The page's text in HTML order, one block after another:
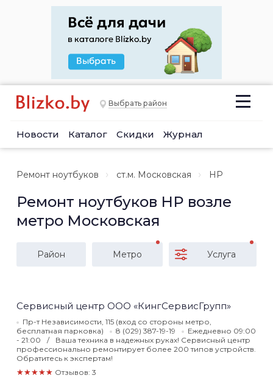
Выбрать район
Новости Каталог Скидки Журнал
Ремонт ноутбуков ст.м. Московская HP
Ремонт ноутбуков HP возле
метро Московская
Район Метро Услуга
Сервисный центр ООО «КингСервисГрупп»
Пр-т Независимости, 115 (вход со стороны метро,
бесплатная парковка)
8 (029) 387-19-19
Ежедневно 09:00
- 21:00
Ваша техника в надежных руках! Сервисный центр
профессионально ремонтирует более 200 типов устройств.
Обратитесь к экспертам!
★★★★★ Отзывов: 3